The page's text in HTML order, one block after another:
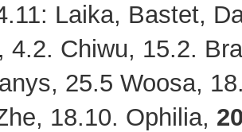
Laika, Bastet,
4.2. Chiwu, 15.2.
25.5 Woosa,
18.10. Ophilia,